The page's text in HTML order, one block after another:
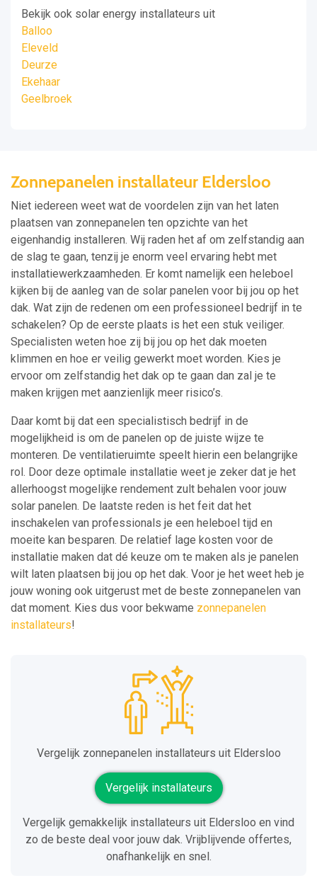
Bekijk ook solar energy installateurs uit
Balloo
Eleveld
Deurze
Ekehaar
Geelbroek
Zonnepanelen installateur Eldersloo
Niet iedereen weet wat de voordelen zijn van het laten
plaatsen van zonnepanelen ten opzichte van het
eigenhandig installeren. Wij raden het af om zelfstandig aan
de slag te gaan, tenzij je enorm veel ervaring hebt met
installatiewerkzaamheden. Er komt namelijk een heleboel
kijken bij de aanleg van de solar panelen voor bij jou op het
dak. Wat zijn de redenen om een professioneel bedrijf in te
schakelen? Op de eerste plaats is het een stuk veiliger.
Specialisten weten hoe zij bij jou op het dak moeten
klimmen en hoe er veilig gewerkt moet worden. Kies je
ervoor om zelfstandig het dak op te gaan dan zal je te
maken krijgen met aanzienlijk meer risico’s.
Daar komt bij dat een specialistisch bedrijf in de
mogelijkheid is om de panelen op de juiste wijze te
monteren. De ventilatieruimte speelt hierin een belangrijke
rol. Door deze optimale installatie weet je zeker dat je het
allerhoogst mogelijke rendement zult behalen voor jouw
solar panelen. De laatste reden is het feit dat het
inschakelen van professionals je een heleboel tijd en
moeite kan besparen. De relatief lage kosten voor de
installatie maken dat dé keuze om te maken als je panelen
wilt laten plaatsen bij jou op het dak. Voor je het weet heb je
jouw woning ook uitgerust met de beste zonnepanelen van
dat moment. Kies dus voor bekwame zonnepanelen
installateurs!
Vergelijk zonnepanelen installateurs uit Eldersloo
Vergelijk installateurs
Vergelijk gemakkelijk installateurs uit Eldersloo en vind
zo de beste deal voor jouw dak. Vrijblijvende offertes,
onafhankelijk en snel.